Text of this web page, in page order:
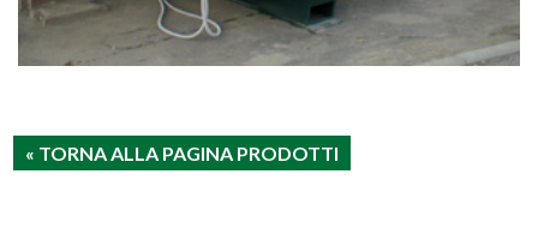
« TORNA ALLA PAGINA PRODOTTI